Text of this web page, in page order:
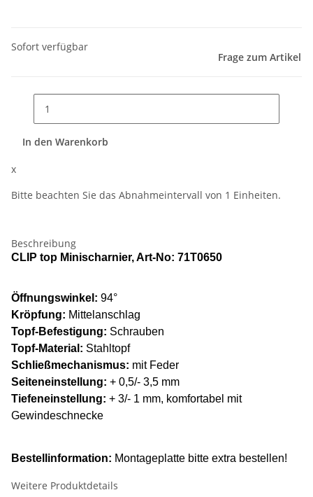
Sofort verfügbar
Frage zum Artikel
In den Warenkorb
x
Bitte beachten Sie das Abnahmeintervall von 1 Einheiten.
Beschreibung
CLIP top Minischarnier, Art-No: 71T0650
Öffnungswinkel: 94°
Kröpfung: Mittelanschlag
Topf-Befestigung: Schrauben
Topf-Material: Stahltopf
Schließmechanismus: mit Feder
Seiteneinstellung: + 0,5/- 3,5 mm
Tiefeneinstellung: + 3/- 1 mm, komfortabel mit
Gewindeschnecke
Bestellinformation: Montageplatte bitte extra bestellen!
Weitere Produktdetails